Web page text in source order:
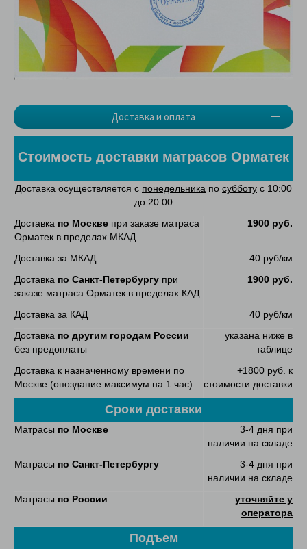
Доставка и оплата
Стоимость доставки матрасов Орматек
Доставка осуществляется с понедельника по субботу с 10:00
до 20:00
Доставка по Москве при заказе матраса
Орматек в пределах МКАД
1900 руб.
Доставка за МКАД
40 руб/км
Доставка по Санкт-Петербургу при
заказе матраса Орматек в пределах КАД
1900 руб.
Доставка за КАД
40 руб/км
Доставка по другим городам России
без предоплаты
указана ниже в
таблице
Доставка к назначенному времени по
Москве (опоздание максимум на 1 час)
+1800 руб. к
стоимости доставки
Сроки доставки
Матрасы по Москве
3-4 дня при
наличии на складе
Матрасы по Санкт-Петербургу
3-4 дня при
наличии на складе
Матрасы по России
уточняйте у
оператора
Подъем